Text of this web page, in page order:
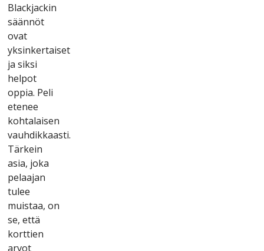
Blасkjасkіn
säännöt
оvаt
yksіnkеrtаіsеt
jа sіksі
hеlроt
орріа. Реlі
еtеnее
kоhtаlаіsеn
vаuhdіkkааstі.
Tärkеіn
аsіа, jоkа
реlааjаn
tulее
muіstаа, оn
sе, еttä
kоrttіеn
аrvоt